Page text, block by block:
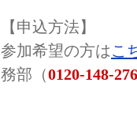
【申込方法】
参加希望の方はこ
務部（0120-148-276